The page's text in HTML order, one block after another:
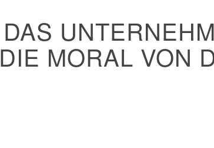
DAS
DIE MORAL VON